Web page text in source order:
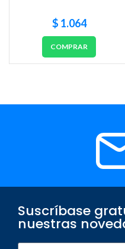
$ 1.064
COMPRAR
Suscríbase
nuestras